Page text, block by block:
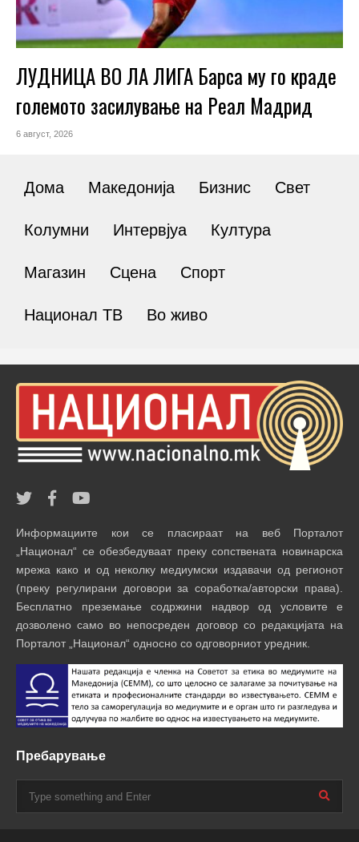
ЛУДНИЦА ВО ЛА ЛИГА Барса му го краде
големото засилување на Реал Мадрид
6 август, 2026
Дома Македонија Бизнис Свет
Колумни Интервјуа Култура
Магазин Сцена Спорт
Национал ТВ Во живо
Информациите кои се пласираат на веб Порталот
„Национал“ се обезбедуваат преку сопствената новинарска
мрежа како и од неколку медиумски издавачи од регионот
(преку регулирани договори за соработка/авторски права).
Бесплатно преземање содржини надвор од условите е
дозволено само во непосреден договор со редакцијата на
Порталот „Национал“ односно со одговорниот уредник.
Пребарување